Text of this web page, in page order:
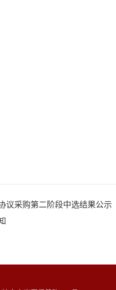
议采购第二阶段中选结果公示